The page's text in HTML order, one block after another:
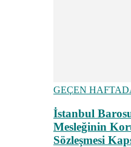
GEÇEN
İstanbul
Mesleğinin
Sözleşmesi